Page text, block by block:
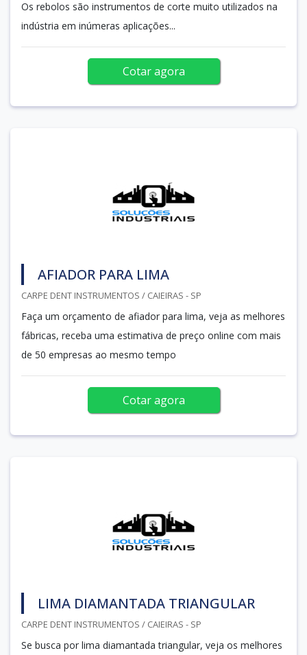
Os rebolos são instrumentos de corte muito utilizados na
indústria em inúmeras aplicações...
Cotar agora
AFIADOR PARA LIMA
CARPE DENT INSTRUMENTOS / CAIEIRAS - SP
Faça um orçamento de afiador para lima, veja as melhores
fábricas, receba uma estimativa de preço online com mais
de 50 empresas ao mesmo tempo
Cotar agora
LIMA DIAMANTADA TRIANGULAR
CARPE DENT INSTRUMENTOS / CAIEIRAS - SP
Se busca por lima diamantada triangular, veja os melhores